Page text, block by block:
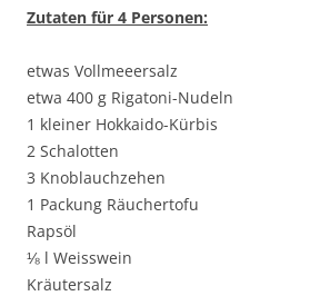
Zutaten für 4 Personen:
etwas Vollmeeersalz
etwa 400 g Rigatoni-Nudeln
1 kleiner Hokkaido-Kürbis
2 Schalotten
3 Knoblauchzehen
1 Packung Räuchertofu
Rapsöl
⅛ l Weisswein
Kräutersalz